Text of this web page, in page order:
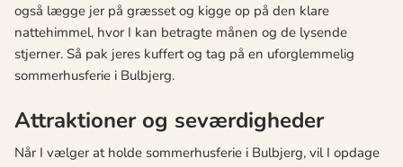
også lægge jer på græsset og kigge op på den klare
nattehimmel, hvor I kan betragte månen og de lysende
stjerner. Så pak jeres kuffert og tag på en uforglemmelig
sommerhusferie i Bulbjerg.
Attraktioner og seværdigheder
Når I vælger at holde sommerhusferie i Bulbjerg, vil I opdage